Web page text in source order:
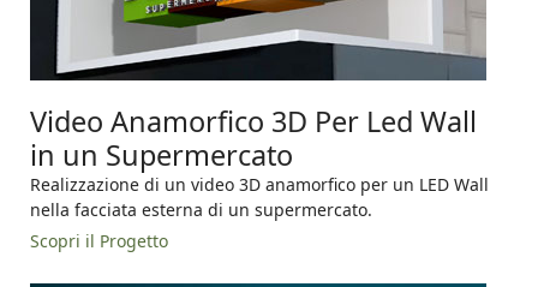
Video Anamorfico 3D Per Led Wall
in un Supermercato
Realizzazione di un video 3D anamorfico per un LED Wall
nella facciata esterna di un supermercato.
Scopri il Progetto